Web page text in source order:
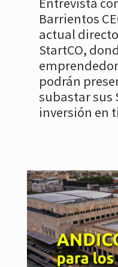
Barrientos
actual
StartCO,
podrán
subastar sus
inversión en